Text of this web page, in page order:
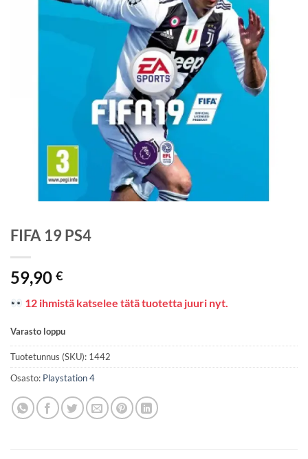
FIFA 19 PS4
59,90 €
12 ihmistä katselee tätä tuotetta juuri nyt.
Varasto loppu
Tuotetunnus (SKU): 1442
Osasto: Playstation 4